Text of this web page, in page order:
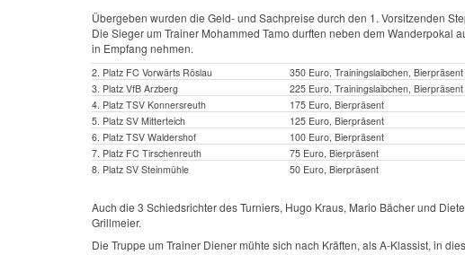
Übergeben wurden die Geld- und Sachpreise durch den 1. Vorsitzenden
Die Sieger um Trainer Mohammed Tamo durften neben dem
in Empfang nehmen.
2. Platz FC Vorwärts Röslau
350 Euro, Trainingslaibchen, Bierpräsent
3. Platz VfB Arzberg
225 Euro, Trainingslaibchen, Bierpräsent
4. Platz TSV Konnersreuth
175 Euro, Bierpräsent
5. Platz SV Mitterteich
125 Euro, Bierpräsent
6. Platz TSV Waldershof
100 Euro, Bierpräsent
7. Platz FC Tirschenreuth
75 Euro, Bierpräsent
8. Platz SV Steinmühle
50 Euro, Bierpräsent
Auch die 3 Schiedsrichter des Turniers, Hugo Kraus, Mario Bächer und
Grillmeier.
Die Truppe um Trainer Diener mühte sich nach Kräften, als A-Klassist, in